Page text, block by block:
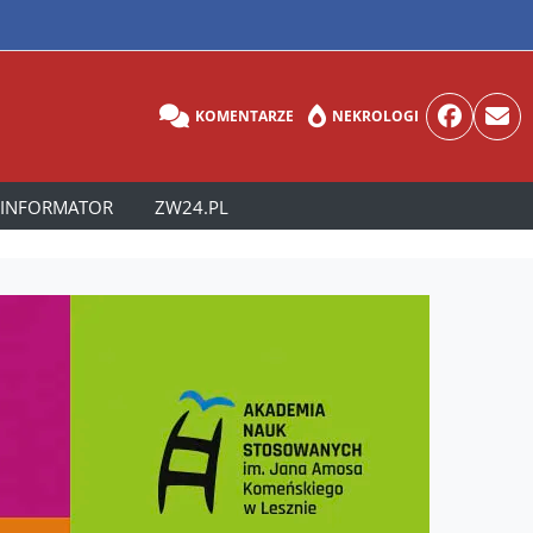
KOMENTARZE NEKROLOGI
INFORMATOR ZW24.PL